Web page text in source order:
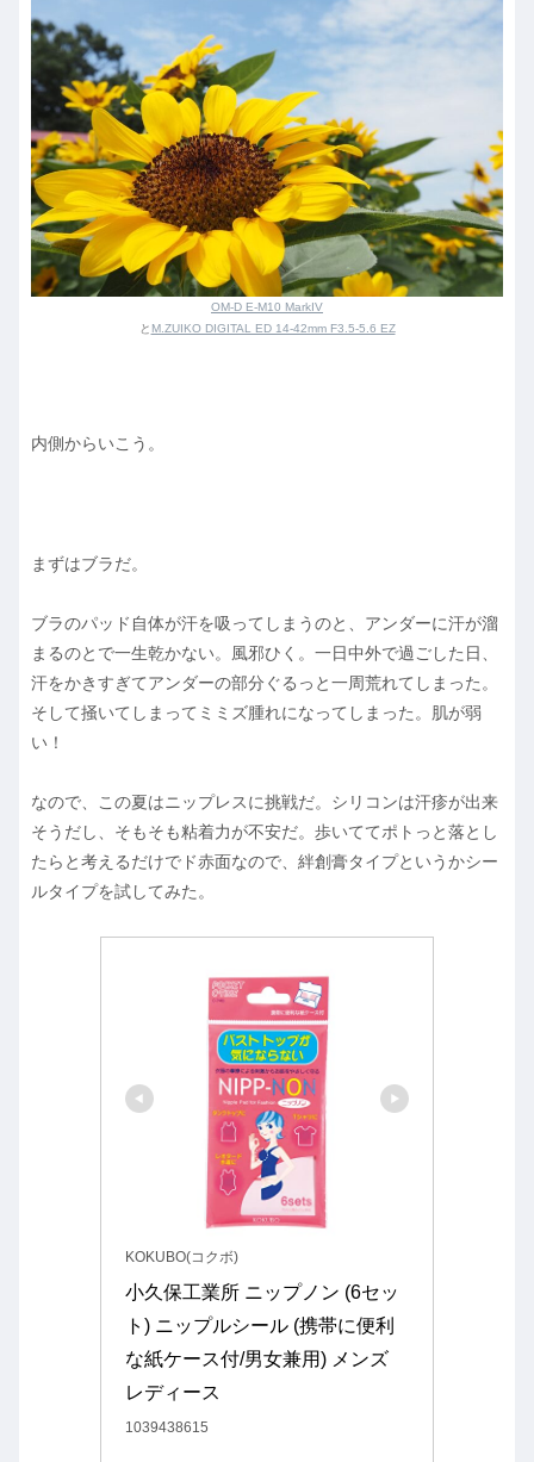
OM-D E-M10 MarkIV
と M.ZUIKO DIGITAL ED 14-42mm F3.5-5.6 EZ
内側からいこう。
まずはブラだ。
ブラのパッド自体が汗を吸ってしまうのと、アンダーに汗が溜
まるのとで一生乾かない。風邪ひく。一日中外で過ごした日、
汗をかきすぎてアンダーの部分ぐるっと一周荒れてしまった。
そして掻いてしまってミミズ腫れになってしまった。肌が弱
い！
なので、この夏はニップレスに挑戦だ。シリコンは汗疹が出来
そうだし、そもそも粘着力が不安だ。歩いててポトっと落とし
たらと考えるだけでド赤面なので、絆創膏タイプというかシー
ルタイプを試してみた。
KOKUBO(コクボ)
小久保工業所 ニップノン (6セッ
ト) ニップルシール (携帯に便利
な紙ケース付/男女兼用) メンズ
レディース
1039438615